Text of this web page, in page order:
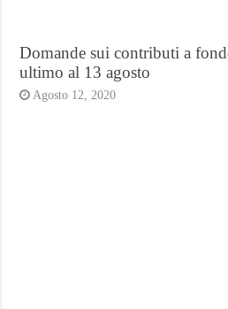
Domande sui contributi a
ultimo al 13 agosto
Agosto 12, 2020